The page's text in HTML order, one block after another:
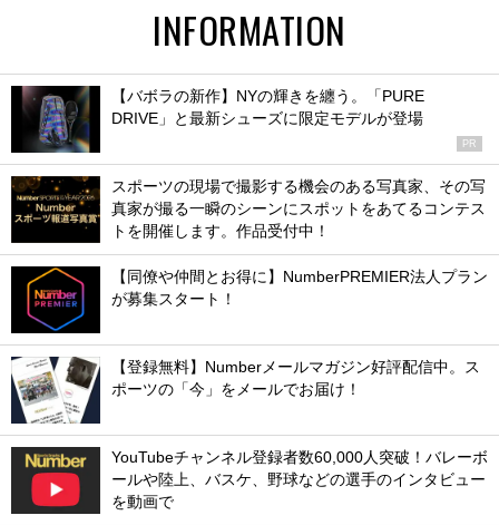
INFORMATION
【バボラの新作】NYの輝きを纏う。「PURE
DRIVE」と最新シューズに限定モデルが登場
PR
スポーツの現場で撮影する機会のある写真家、その写
真家が撮る一瞬のシーンにスポットをあてるコンテス
トを開催します。作品受付中！
【同僚や仲間とお得に】NumberPREMIER法人プラン
が募集スタート！
【登録無料】Numberメールマガジン好評配信中。ス
ポーツの「今」をメールでお届け！
YouTubeチャンネル登録者数60,000人突破！バレーボ
ールや陸上、バスケ、野球などの選手のインタビュー
を動画で